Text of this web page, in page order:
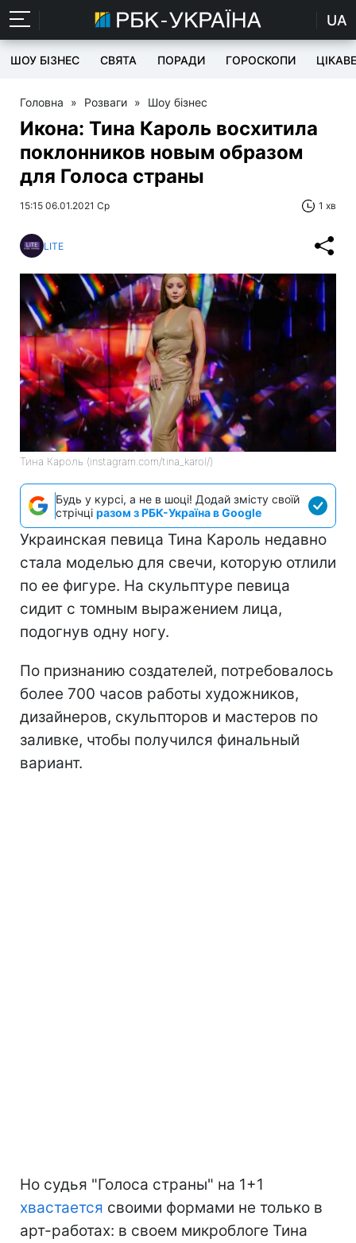
UA
ШОУ БІЗНЕС СВЯТА ПОРАДИ ГОРОСКОПИ ЦІКАВЕ
Головна » Розваги » Шоу бізнес
Икона: Тина Кароль восхитила
поклонников новым образом
для Голоса страны
15:15 06.01.2021 Ср 1 хв
LITE
Тина Кароль (instagram.com/tina_karol/)
Будь у курсі, а не в шоці! Додай змісту своїй
стрічці разом з РБК-Україна в Google
Украинская певица Тина Кароль недавно
стала моделью для свечи, которую отлили
по ее фигуре. На скульптуре певица
сидит с томным выражением лица,
подогнув одну ногу.
По признанию создателей, потребовалось
более 700 часов работы художников,
дизайнеров, скульпторов и мастеров по
заливке, чтобы получился финальный
вариант.
Но судья "Голоса страны" на 1+1
хвастается своими формами не только в
арт-работах: в своем микроблоге Тина